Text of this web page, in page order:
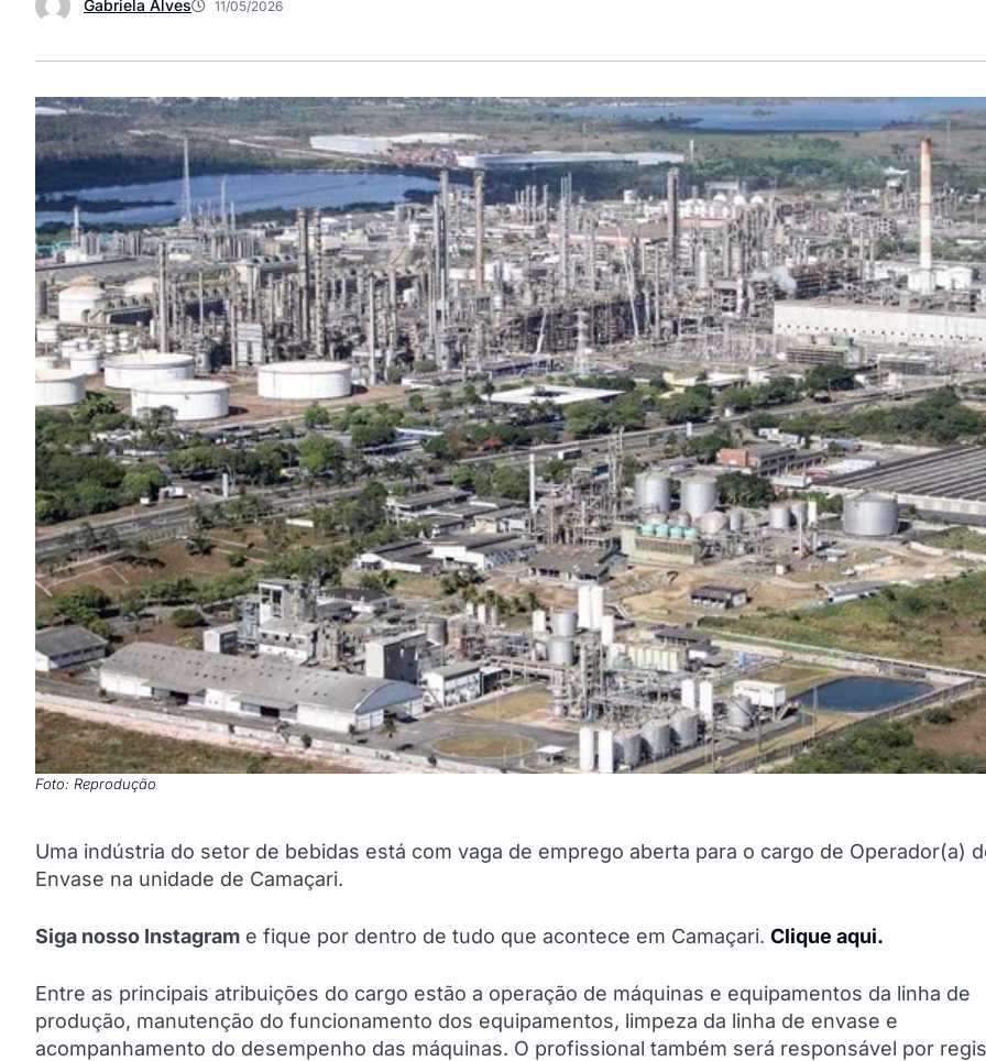
Gabriela Alves 11/05/2026
Foto: Reprodução
Uma indústria do setor de bebidas está com vaga de emprego aberta para o cargo de Operador(a)
Envase na unidade de Camaçari.
Siga nosso Instagram e fique por dentro de tudo que acontece em Camaçari. Clique aqui.
Entre as principais atribuições do cargo estão a operação de máquinas e equipamentos da linha de
produção, manutenção do funcionamento dos equipamentos, limpeza da linha de envase e
acompanhamento do desempenho das máquinas. O profissional também será responsável por